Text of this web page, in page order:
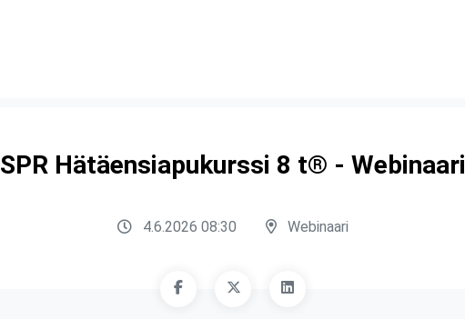
SPR Hätäensiapukurssi 8 t® - Webinaari
4.6.2026 08:30 Webinaari